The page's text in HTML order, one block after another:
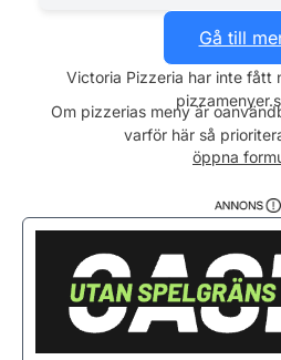
Onsdag
Torsdag
Fredag
Lördag
Söndag
Gå till
Victoria Pizzeria har inte fått
Om pizzerias meny är
varför här så
öppna